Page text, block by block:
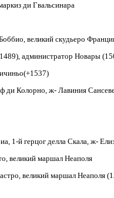
ди Гвальсинара
великий скудьеро
администратор Новары
ди Колорно, ж- Лавиния
1-й герцог делла Скала, ж-
великий маршал Неаполя
великий маршал Неаполя